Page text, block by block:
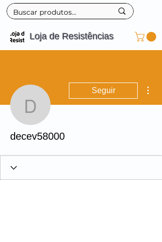
Loja de Resistências
decev58000
Seguir
decev58000